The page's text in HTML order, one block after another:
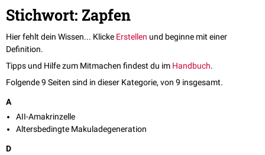
Stichwort: Zapfen
Hier fehlt dein Wissen... Klicke Erstellen und beginne mit einer
Definition.
Tipps und Hilfe zum Mitmachen findest du im Handbuch.
Folgende 9 Seiten sind in dieser Kategorie, von 9 insgesamt.
A
AII-Amakrinzelle
Altersbedingte Makuladegeneration
D